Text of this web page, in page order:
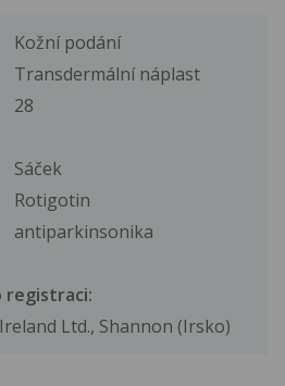
Kožní podání
Transdermální náplast
28
Sáček
Rotigotin
antiparkinsonika
registraci:
Ltd., Shannon (Irsko)